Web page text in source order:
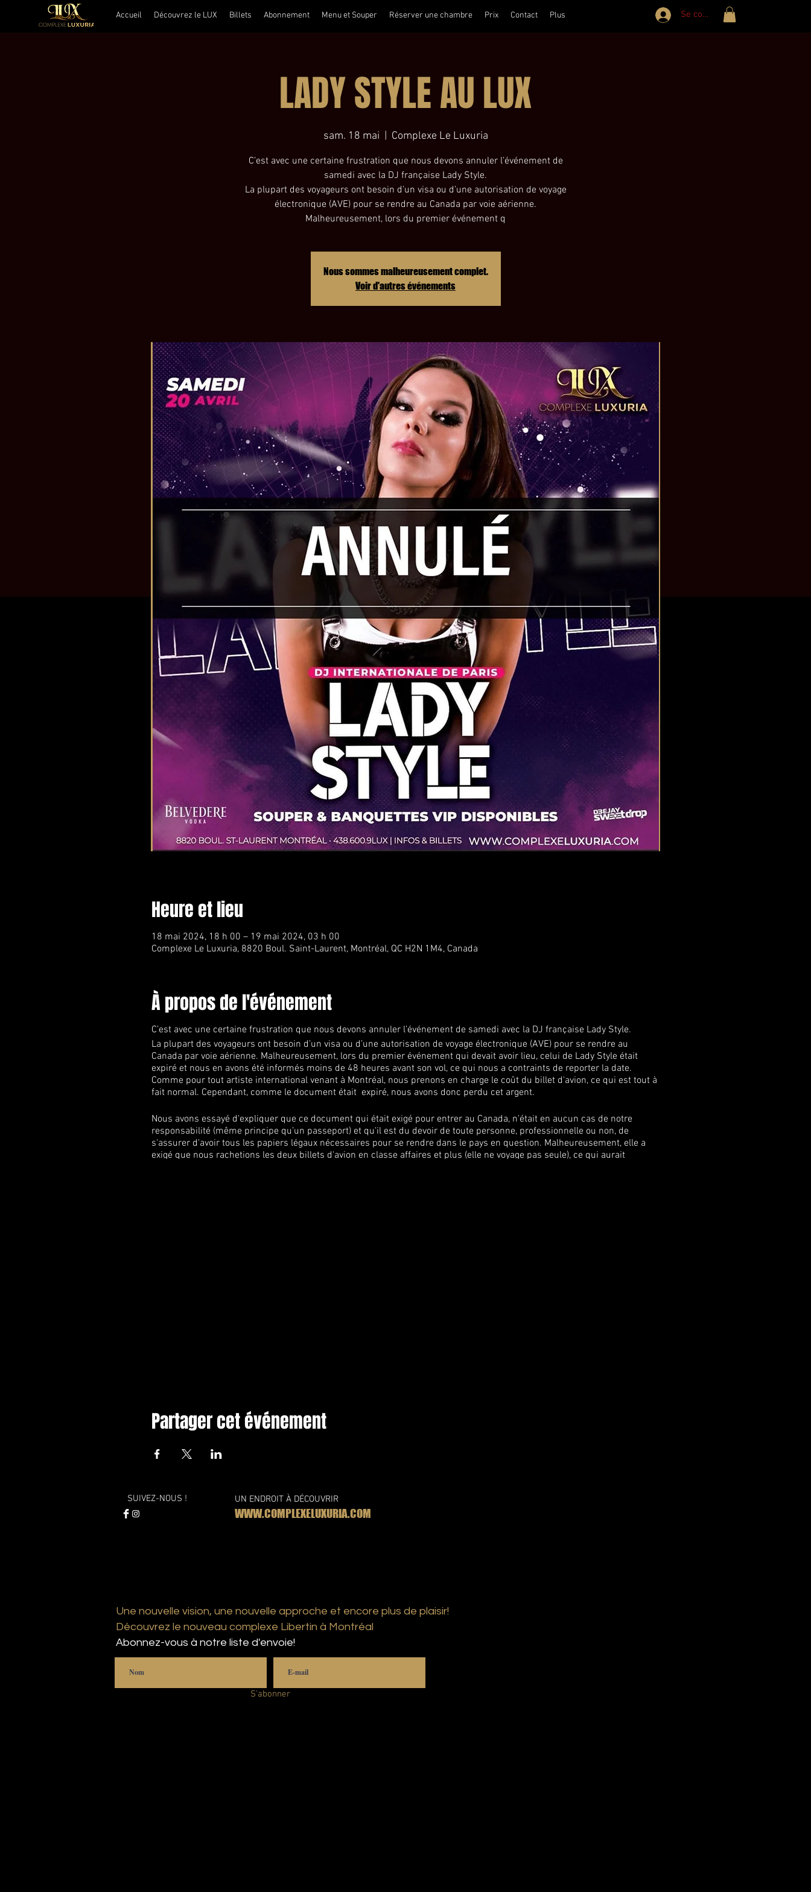
Accueil Découvrez le LUX Billets Abonnement Menu et Souper Réserver une chambre Prix Contact Plus Se connecter
LADY STYLE AU LUX
sam. 18 mai
  |
Complexe Le Luxuria
C’est avec une certaine frustration que nous devons annuler l’événement de
samedi avec la DJ française Lady Style.
La plupart des voyageurs ont besoin d’un visa ou d’une autorisation de voyage
électronique (AVE) pour se rendre au Canada par voie aérienne.
Malheureusement, lors du premier événement q
Nous sommes malheureusement complet.
Voir d'autres événements
Heure et lieu
18 mai 2024, 18 h 00 – 19 mai 2024, 03 h 00
Complexe Le Luxuria, 8820 Boul. Saint-Laurent, Montréal, QC H2N 1M4, Canada
À propos de l'événement
C’est avec une certaine frustration que nous devons annuler l’événement de samedi avec la DJ française Lady Style.
La plupart des voyageurs ont besoin d’un visa ou d’une autorisation de voyage électronique (AVE) pour se rendre au
Canada par voie aérienne. Malheureusement, lors du premier événement qui devait avoir lieu, celui de Lady Style était
expiré et nous en avons été informés moins de 48 heures avant son vol, ce qui nous a contraints de reporter la date.
Comme pour tout artiste international venant à Montréal, nous prenons en charge le coût du billet d'avion, ce qui est tout à
fait normal. Cependant, comme le document était expiré, nous avons donc perdu cet argent.
Nous avons essayé d'expliquer que ce document qui était exigé pour entrer au Canada, n'était en aucun cas de notre
responsabilité (même principe qu’un passeport) et qu'il est du devoir de toute personne, professionnelle ou non, de
s'assurer d'avoir tous les papiers légaux nécessaires pour se rendre dans le pays en question. Malheureusement, elle a
exigé que nous rachetions les deux billets d'avion en classe affaires et plus (elle ne voyage pas seule), ce qui aurait
Partager cet événement
SUIVEZ-NOUS ! UN ENDROIT À DÉCOUVRIR
WWW.COMPLEXELUXURIA.COM
Une nouvelle vision, une nouvelle approche et encore plus de plaisir!
Découvrez le nouveau complexe Libertin à Montréal
Abonnez-vous à notre liste d'envoie!
S'abonner